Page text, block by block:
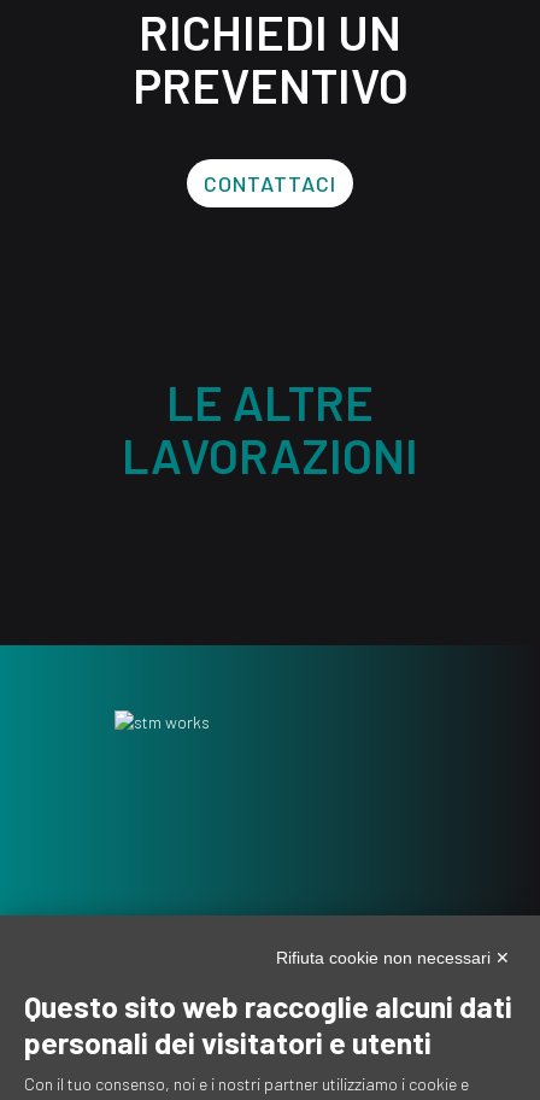
RICHIEDI UN
PREVENTIVO
CONTATTACI
LE ALTRE
LAVORAZIONI
Rifiuta cookie non necessari ✕
Questo sito web raccoglie alcuni dati
personali dei visitatori e utenti
Con il tuo consenso, noi e i nostri partner utilizziamo i cookie e